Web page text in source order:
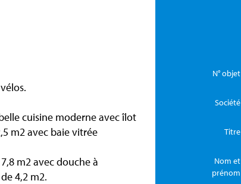
cuisine moderne avec îlot
m2 avec baie vitrée
m2 avec douche à
4,2 m2.
N° objet
Société
Titre
Nom et
prénom